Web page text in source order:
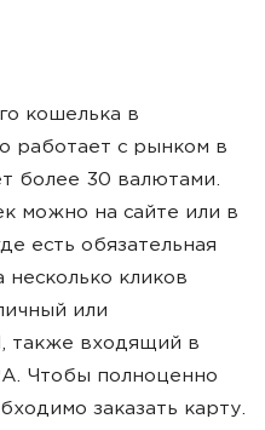
кошелька в
работает с рынком в
более 30 валютами.
можно на сайте или в
есть обязательная
кликов
или
также входящий в
Чтобы полноценно
заказать карту.